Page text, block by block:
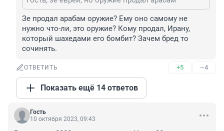
Зе продал арабам оружие? Ему оно самому не
нужно что-ли, это оружие? Кому продал, Ирану,
который шахедами его бомбит? Зачем бред то
сочинять.
ОТВЕТИТЬ +5 –4
Показать ещё 14 ответов
Гость
10 октября 2023, 09:43